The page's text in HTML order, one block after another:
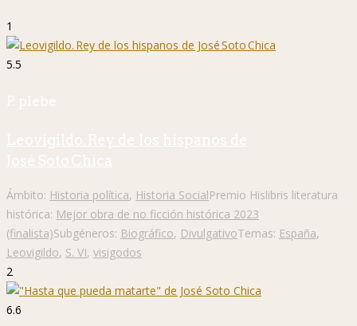
1
5.5
P. plebe
Leovigildo. Rey de los hispanos de
José Soto Chica
Ámbito: Historia política, Historia SocialPremio Hislibris literatura
histórica: Mejor obra de no ficción histórica 2023
(finalista)Subgéneros: Biográfico, DivulgativoTemas: España,
Leovigildo, S. VI, visigodos
2
6.6